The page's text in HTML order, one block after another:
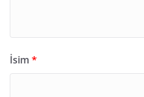
İsim *